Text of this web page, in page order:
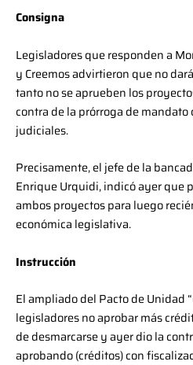
Consigna
Legisladores que responden a
y Creemos advirtieron que no
tanto no se aprueben los
contra de la prórroga de
judiciales.
Precisamente, el jefe de la
Enrique Urquidi, indicó ayer que
ambos proyectos para luego
económica legislativa.
Instrucción
El ampliado del Pacto de Unidad
legisladores no aprobar más
de desmarcarse y ayer dio la
aprobando (créditos) con